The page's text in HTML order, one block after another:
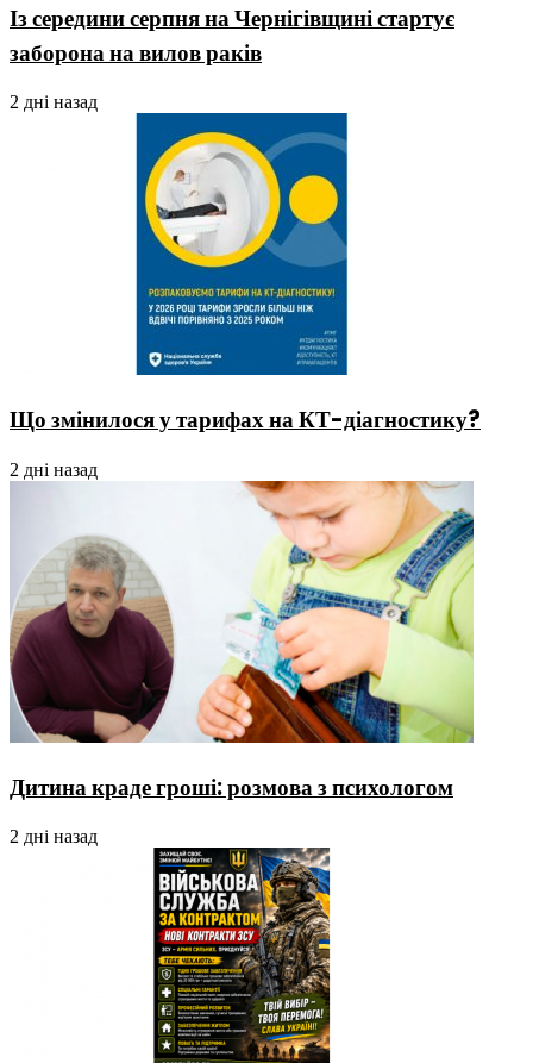
Із середини серпня на Чернігівщині стартує
заборона на вилов раків
2 дні назад
Що змінилося у тарифах на КТ-діагностику?
2 дні назад
Дитина краде гроші: розмова з психологом
2 дні назад